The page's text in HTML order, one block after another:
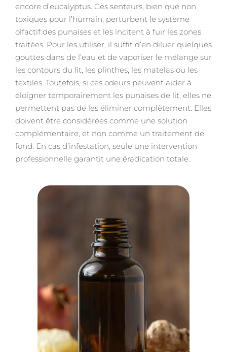
encore d’eucalyptus. Ces senteurs, bien que non
toxiques pour l’humain, perturbent le système
olfactif des punaises et les incitent à fuir les zones
traitées. Pour les utiliser, il suffit d’en diluer quelques
gouttes dans de l’eau et de vaporiser le mélange sur
les contours du lit, les plinthes, les matelas ou les
textiles. Toutefois, si ces odeurs peuvent aider à
éloigner temporairement les punaises de lit, elles ne
permettent pas de les éliminer complètement. Elles
doivent être considérées comme une solution
complémentaire, et non comme un traitement de
fond. En cas d’infestation, seule une intervention
professionnelle garantit une éradication totale.